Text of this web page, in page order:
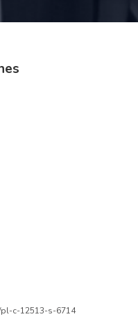
pl-c-12513-s-6714